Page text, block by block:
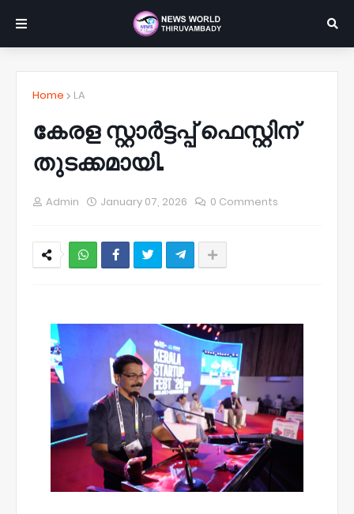
Home LA
കേരള സ്റ്റാര്‍ട്ടപ്പ് ഫെസ്റ്റിന്
തുടക്കമായി.
Admin January 07, 2026 0 Comments